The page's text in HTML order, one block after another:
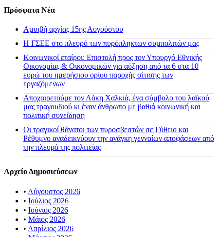
Πρόσφατα Νέα
Αμοιβή αργίας 15ης Αυγούστου
H ΓΣΕΕ στο πλευρό των πυρόπληκτων συμπολιτών μας
Κοινωνικοί εταίροι: Επιστολή προς τον Υπουργό Εθνικής
Οικονομίας & Οικονομικών για αύξηση από τα 6 στα 10
ευρώ του ημερήσιου ορίου παροχής σίτισης των
εργαζόμενων
Αποχαιρετούμε τον Λάκη Χαλκιά, ένα σύμβολο του λαϊκού
μας τραγουδιού κι έναν άνθρωπο με βαθιά κοινωνική και
πολιτική συνείδηση
Οι τραγικοί θάνατοι των πυροσβεστών σε Γύθειο και
Ρέθυμνο αναδεικνύουν την ανάγκη γενναίων αποφάσεων από
την πλευρά της πολιτείας
Αρχείο Δημοσιεύσεων
• Αύγουστος 2026
• Ιούλιος 2026
• Ιούνιος 2026
• Μάιος 2026
• Απρίλιος 2026